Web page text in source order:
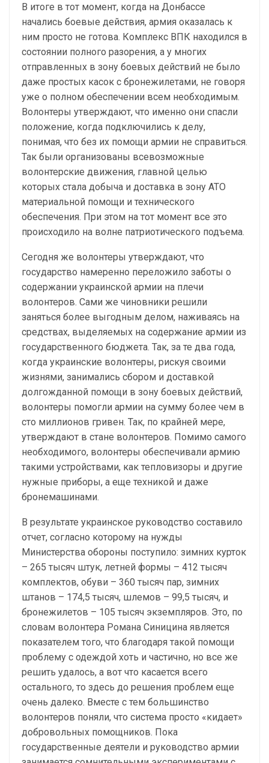
В итоге в тот момент, когда на Донбассе
начались боевые действия, армия оказалась к
ним просто не готова. Комплекс ВПК находился в
состоянии полного разорения, а у многих
отправленных в зону боевых действий не было
даже простых касок с бронежилетами, не говоря
уже о полном обеспечении всем необходимым.
Волонтеры утверждают, что именно они спасли
положение, когда подключились к делу,
понимая, что без их помощи армии не справиться.
Так были организованы всевозможные
волонтерские движения, главной целью
которых стала добыча и доставка в зону АТО
материальной помощи и технического
обеспечения. При этом на тот момент все это
происходило на волне патриотического подъема.
Сегодня же волонтеры утверждают, что
государство намеренно переложило заботы о
содержании украинской армии на плечи
волонтеров. Сами же чиновники решили
заняться более выгодным делом, наживаясь на
средствах, выделяемых на содержание армии из
государственного бюджета. Так, за те два года,
когда украинские волонтеры, рискуя своими
жизнями, занимались сбором и доставкой
долгожданной помощи в зону боевых действий,
волонтеры помогли армии на сумму более чем в
сто миллионов гривен. Так, по крайней мере,
утверждают в стане волонтеров. Помимо самого
необходимого, волонтеры обеспечивали армию
такими устройствами, как тепловизоры и другие
нужные приборы, а еще техникой и даже
бронемашинами.
В результате украинское руководство составило
отчет, согласно которому на нужды
Министерства обороны поступило: зимних курток
– 265 тысяч штук, летней формы – 412 тысяч
комплектов, обуви – 360 тысяч пар, зимних
штанов – 174,5 тысяч, шлемов – 99,5 тысяч, и
бронежилетов – 105 тысяч экземпляров. Это, по
словам волонтера Романа Синицина является
показателем того, что благодаря такой помощи
проблему с одеждой хоть и частично, но все же
решить удалось, а вот что касается всего
остального, то здесь до решения проблем еще
очень далеко. Вместе с тем большинство
волонтеров поняли, что система просто «кидает»
добровольных помощников. Пока
государственные деятели и руководство армии